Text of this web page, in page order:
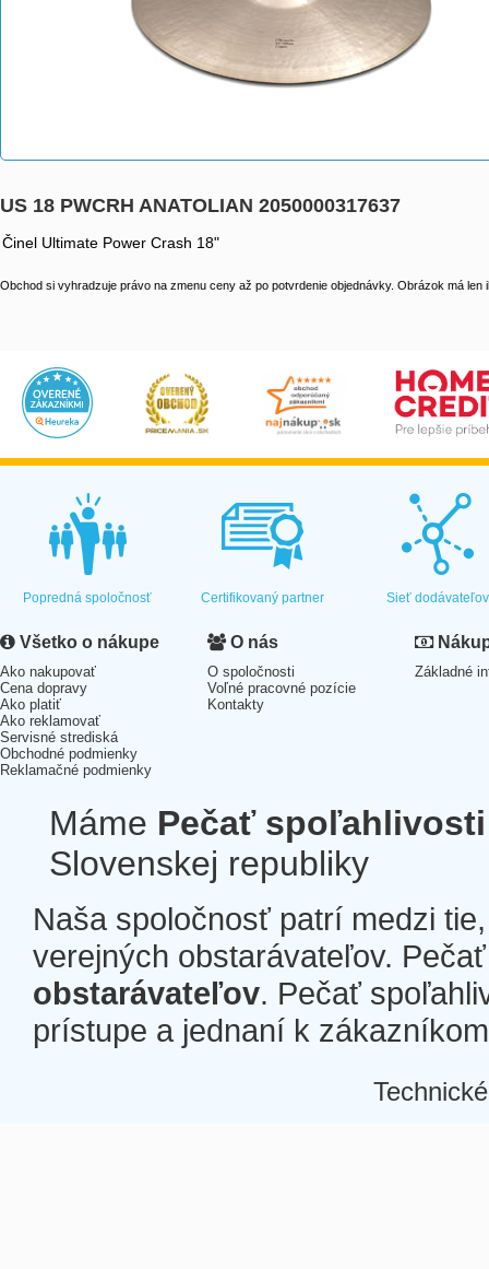
US 18 PWCRH ANATOLIAN 2050000317637
Činel Ultimate Power Crash 18"
Obchod si vyhradzuje právo na zmenu ceny až po potvrdenie objednávky. Obrázok má len
Popredná spoločnosť Certifikovaný partner Sieť dodávateľov
Všetko o nákupe
Ako nakupovať
Cena dopravy
Ako platiť
Ako reklamovať
Servisné strediská
Obchodné podmienky
Reklamačné podmienky
O nás
O spoločnosti
Voľné pracovné pozície
Kontakty
Základné
Máme Pečať spoľahlivosti
Slovenskej republiky
Naša spoločnosť patrí medzi
verejných obstarávateľov.
obstarávateľov. Pečať
prístupe a jednaní k